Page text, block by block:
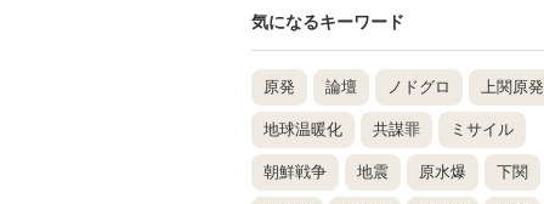
気になるキーワード
原発 論壇 ノドグロ 上関原発
地球温暖化 共謀罪 ミサイル
朝鮮戦争 地震 原水爆 下関